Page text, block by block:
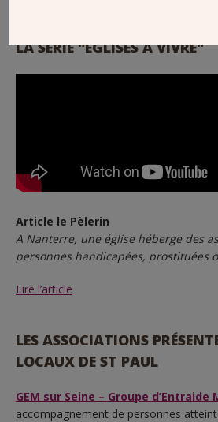
LA SÉRIE "ÉGLISES À VIVRE"
Article le Pèlerin
A Nanterre, une église héberge des
personnes handicapées, prostituées
Lire l’article
LES ASSOCIATIONS
LOCAUX DE ST PAUL
GEM sur Seine – Groupe d’Entraide
accompagnement de personnes